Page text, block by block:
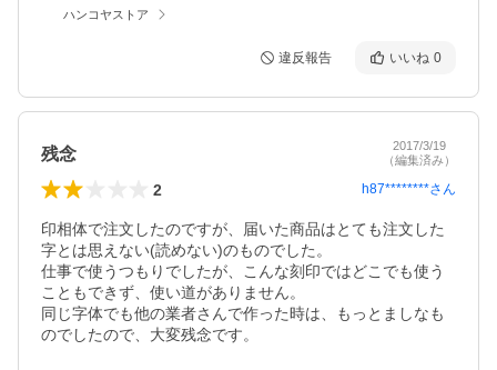
ハンコヤストア
違反報告 いいね 0
残念
2017/3/19
（編集済み）
2 h87********さん
印相体で注文したのですが、届いた商品はとても注文した
字とは思えない(読めない)のものでした。
仕事で使うつもりでしたが、こんな刻印ではどこでも使う
こともできず、使い道がありません。
同じ字体でも他の業者さんで作った時は、もっとましなも
のでしたので、大変残念です。